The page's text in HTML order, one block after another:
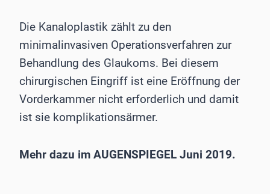
Die Kanaloplastik zählt zu den
minimalinvasiven Operationsverfahren zur
Behandlung des Glaukoms. Bei diesem
chirurgischen Eingriff ist eine Eröffnung der
Vorderkammer nicht erforderlich und damit
ist sie komplikationsärmer.
Mehr dazu im AUGENSPIEGEL Juni 2019.